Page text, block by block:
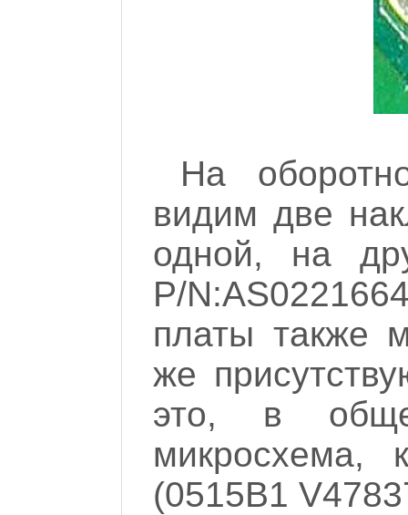
На
видим две
одной, на
P/
платы также
же
это, в
микросхема,
(0515B1